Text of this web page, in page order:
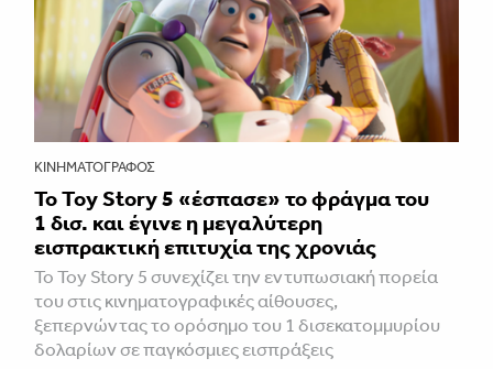
ΚΙΝΗΜΑΤΟΓΡΆΦΟΣ
Το Toy Story 5 «έσπασε» το φράγμα του
1 δισ. και έγινε η μεγαλύτερη
εισπρακτική επιτυχία της χρονιάς
Το Toy Story 5 συνεχίζει την εντυπωσιακή πορεία
του στις κινηματογραφικές αίθουσες,
ξεπερνώντας το ορόσημο του 1 δισεκατομμυρίου
δολαρίων σε παγκόσμιες εισπράξεις